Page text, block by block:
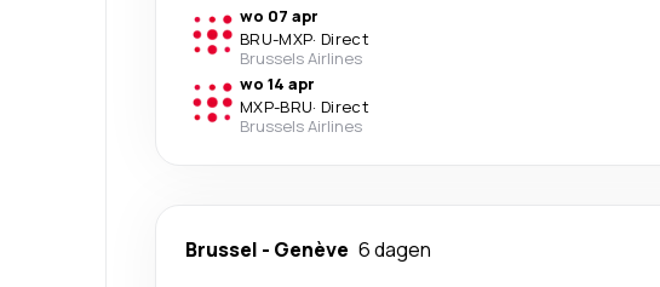
wo 07 apr
BRU-MXP· Direct
Brussels Airlines
wo 14 apr
MXP-BRU· Direct
Brussels Airlines
Brussel - Genève 6 dagen